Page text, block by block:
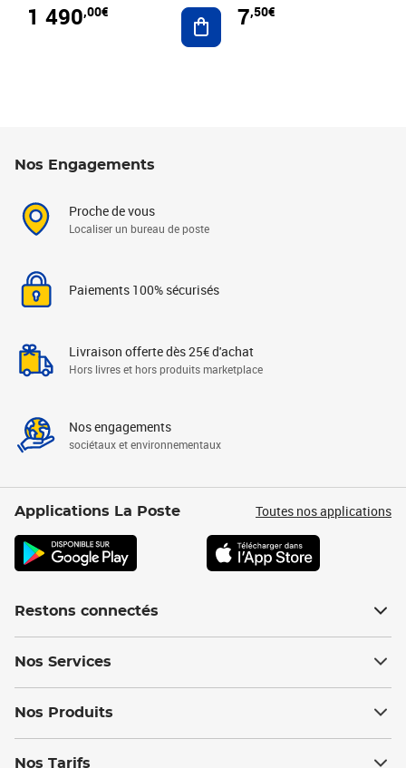
1 490,00€ Ajouter au panier
7,50€
Nos Engagements
Proche de vous
Localiser un bureau de poste
Paiements 100% sécurisés
Livraison offerte dès 25€ d'achat
Hors livres et hors produits marketplace
Nos engagements
sociétaux et environnementaux
Applications La Poste Toutes nos applications
Restons connectés
Nos Services
Nos Produits
Nos Tarifs